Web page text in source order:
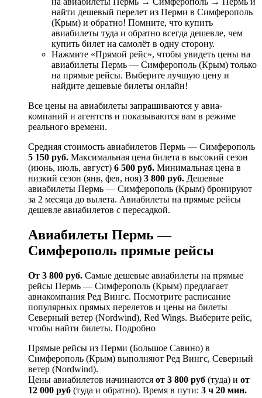
найти дешевый перелет из Перми в Симферополь
(Крым) и обратно! Помните, что купить
авиабилеты туда и обратно всегда дешевле, чем
купить билет на самолёт в одну сторону.
Нажмите «Прямой рейс», чтобы увидеть цены на
авиабилеты Пермь — Симферополь (Крым) только
на прямые рейсы. Выберите лучшую цену и
найдите дешевые билеты онлайн!
Все цены на авиабилеты запрашиваются у авиа­
компаний и агентств и показываются вам в режиме
реального времени.
Средняя стоимость авиабилетов Пермь — Симферополь
5 150 руб. Максимальная цена билета в высокий сезон
(июнь, июль, август) 6 500 руб. Минимальная цена в
низкий сезон (янв, фев, ноя) 3 800 руб. Дешевые
авиабилеты Пермь — Симферополь (Крым) бронируют
за 2 месяца до вылета. Авиабилеты на прямые рейсы
дешевле авиабилетов с пересадкой.
Авиабилеты Пермь —
Симферополь прямые рейсы
От 3 800 руб. Cамые дешевые авиабилеты на прямые
рейсы Пермь — Симферополь (Крым) предлагает
авиакомпания Ред Вингс. Посмотрите расписание
популярных прямых перелетов и цены на билеты
Северный ветер (Nordwind), Red Wings. Выберите рейс,
чтобы найти билеты. Подробно
Прямые рейсы из Перми (Большое Савино) в
Симферополь (Крым) выполняют Ред Вингс, Северный
ветер (Nordwind).
Цены авиабилетов начинаются от 3 800 руб (туда) и от
12 000 руб (туда и обратно). Время в пути: 3 ч 20 мин.